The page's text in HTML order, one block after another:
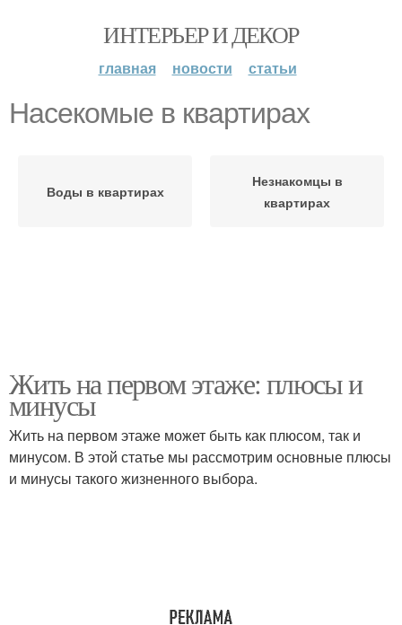
ИНТЕРЬЕР И ДЕКОР
главная новости статьи
Насекомые в квартирах
Воды в квартирах
Незнакомцы в
квартирах
Жить на первом этаже: плюсы и
минусы
Жить на первом этаже может быть как плюсом, так и
минусом. В этой статье мы рассмотрим основные плюсы
и минусы такого жизненного выбора.